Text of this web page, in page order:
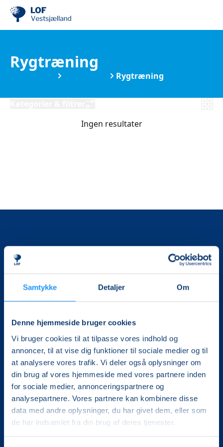
Samtykke Detaljer Om
Denne hjemmeside bruger cookies
Vi bruger cookies til at tilpasse vores indhold og
annoncer, til at vise dig funktioner til sociale medier og til
at analysere vores trafik. Vi deler også oplysninger om
din brug af vores hjemmeside med vores partnere inden
for sociale medier, annonceringspartnere og
analysepartnere. Vores partnere kan kombinere disse
data med andre oplysninger, du har givet dem, eller som
de har indsamlet fra din brug af deres tjenester.
Rygtræning
Rygtræning
Ingen resultater
Det, der er vigtigt for samfundet, er vigtigt for os
Vi skaber rammerne for meningsfulde møder mellem
mere end 100.000 deltagere i hele landet med kurser,
foredrag og oplevelser.
LOF Vestsjælland
Gl. Torv 4A, 1.
4200 Slagelse
CVR. 30228510
Tlf.: 5852 5681